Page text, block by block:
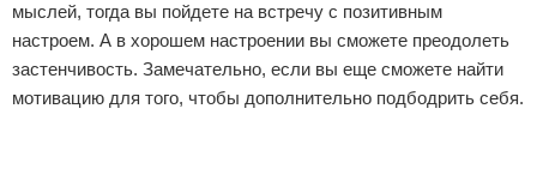
мыслей, тогда вы пойдете на встречу с позитивным
настроем. А в хорошем настроении вы сможете преодолеть
застенчивость. Замечательно, если вы еще сможете найти
мотивацию для того, чтобы дополнительно подбодрить себя.